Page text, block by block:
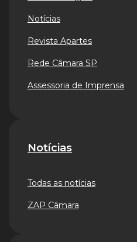
Notícias
Revista Apartes
Rede Câmara SP
Assessoria de Imprensa
Notícias
Todas as notícias
ZAP Câmara